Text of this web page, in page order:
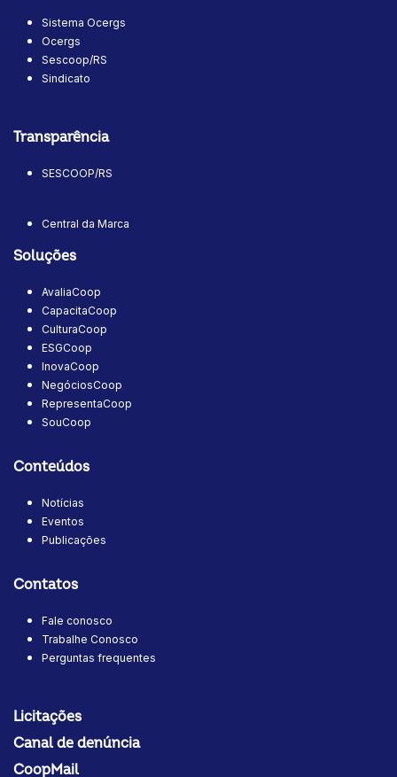
Sistema Ocergs
Ocergs
Sescoop/RS
Sindicato
Transparência
SESCOOP/RS
Central da Marca
Soluções
AvaliaCoop
CapacitaCoop
CulturaCoop
ESGCoop
InovaCoop
NegóciosCoop
RepresentaCoop
SouCoop
Conteúdos
Notícias
Eventos
Publicações
Contatos
Fale conosco
Trabalhe Conosco
Perguntas frequentes
Licitações
Canal de denúncia
CoopMail